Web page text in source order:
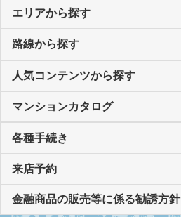
エリアから探す
路線から探す
人気コンテンツから探す
マンションカタログ
各種手続き
来店予約
金融商品の販売等に係る勧誘方針